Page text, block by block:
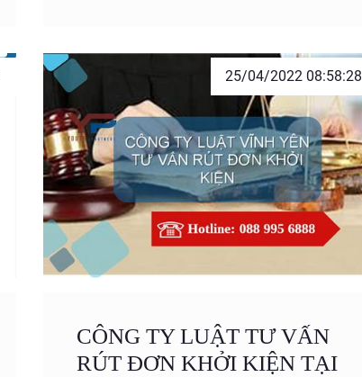
25/04/2022 08:58:28
CÔNG TY LUẬT TƯ VẤN
RÚT ĐƠN KHỞI KIỆN TẠI